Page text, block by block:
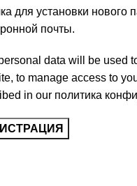
для установки нового
почты.
data will be used
to manage access to
in our политика